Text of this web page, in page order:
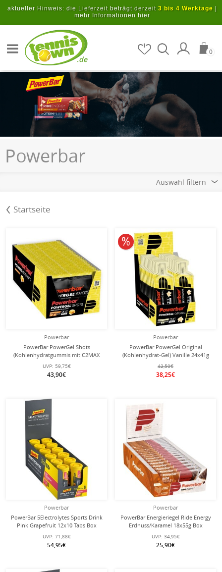
Zum Hauptinhalt springen
aktueller Hinweis: die Lieferzeit beträgt derzeit 3 bis 4 Werktage
mehr Informationen hier
.de
0
Powerbar
Auswahl filtern
Startseite
Powerbar
PowerBar PowerGel Shots
(Kohlenhydratgummis mit C2MAX
24x60g Box
UVP: 59,75€
43,90€
Powerbar
PowerBar PowerGel Original
(Kohlenhydrat-Gel) Vanille 24x41g
42,50€
38,25€
10% reduziert
Powerbar
PowerBar 5Electrolytes Sports Drink
Pink Grapefruit 12x10 Tabs Box
UVP: 71,88€
54,95€
Powerbar
PowerBar Energieriegel Ride Energy
Erdnuss/Karamel 18x55g Box
UVP: 34,95€
25,90€